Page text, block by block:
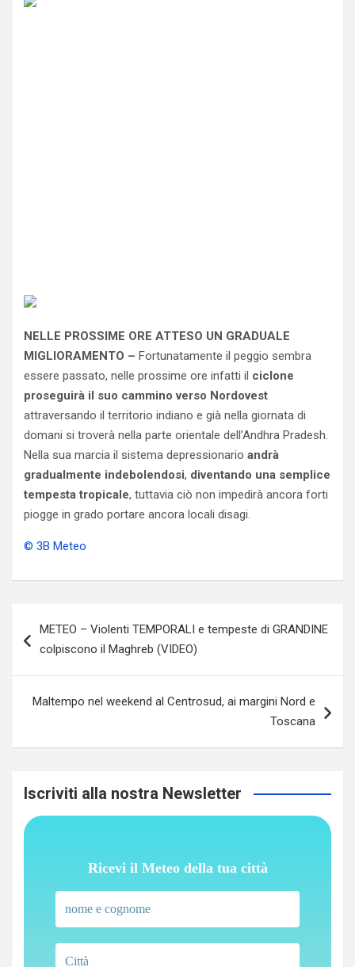
NELLE PROSSIME ORE ATTESO UN GRADUALE
MIGLIORAMENTO – Fortunatamente il peggio sembra
essere passato, nelle prossime ore infatti il ciclone
proseguirà il suo cammino verso Nordovest
attraversando il territorio indiano e già nella giornata di
domani si troverà nella parte orientale dell’Andhra Pradesh.
Nella sua marcia il sistema depressionario andrà
gradualmente indebolendosi, diventando una semplice
tempesta tropicale, tuttavia ciò non impedirà ancora forti
piogge in grado portare ancora locali disagi.
© 3B Meteo
articoli
METEO – Violenti TEMPORALI e tempeste di GRANDINE
colpiscono il Maghreb (VIDEO)
Maltempo nel weekend al Centrosud, ai margini Nord e
Toscana
Iscriviti alla nostra Newsletter
Ricevi il Meteo della tua città